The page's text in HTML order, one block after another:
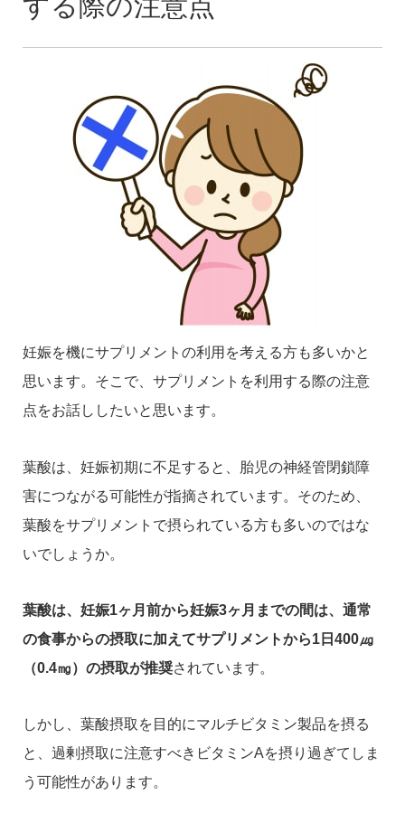
妊娠を機にサプリメントの利用を考える方も多いかと
思います。そこで、サプリメントを利用する際の注意
点をお話ししたいと思います。
葉酸は、妊娠初期に不足すると、胎児の神経管閉鎖障
害につながる可能性が指摘されています。そのため、
葉酸をサプリメントで摂られている方も多いのではな
いでしょうか。
葉酸は、妊娠1ヶ月前から妊娠3ヶ月までの間は、通常
の食事からの摂取に加えてサプリメントから1日400㎍
（0.4㎎）の摂取が推奨されています。
しかし、葉酸摂取を目的にマルチビタミン製品を摂る
と、過剰摂取に注意すべきビタミンAを摂り過ぎてしま
う可能性があります。